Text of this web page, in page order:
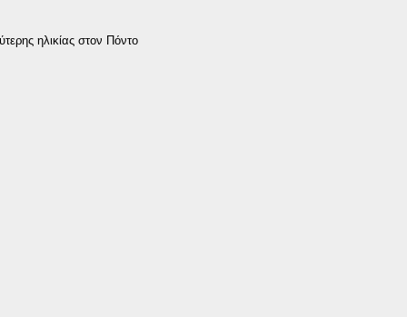
ηλικίας στον Πόντο